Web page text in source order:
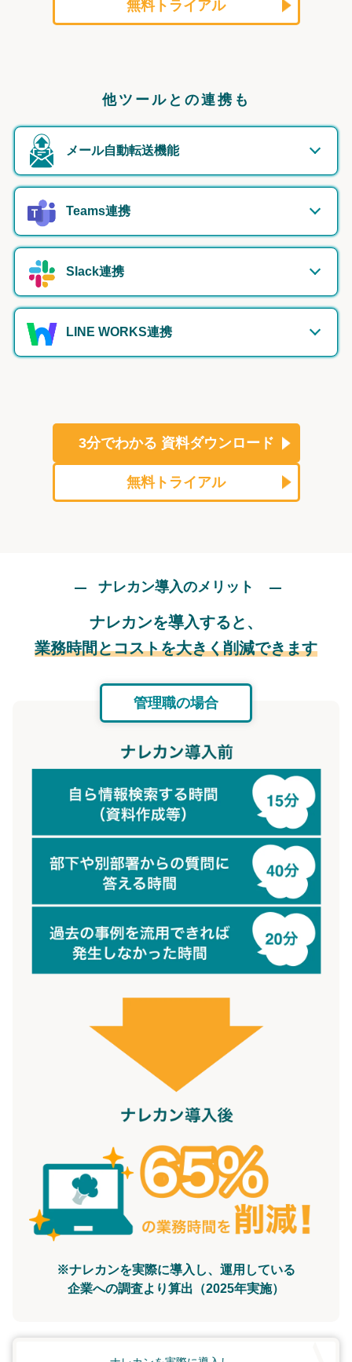
無料トライアル
他ツールとの連携も
メール自動転送機能
Teams連携
Slack連携
LINE WORKS連携
3分でわかる 資料ダウンロード
無料トライアル
ナレカン導入のメリット
ナレカンを導入すると、
業務時間とコストを大きく削減できます
管理職の場合
※ナレカンを実際に導入し、運用している
企業への調査より算出（2025年実施）